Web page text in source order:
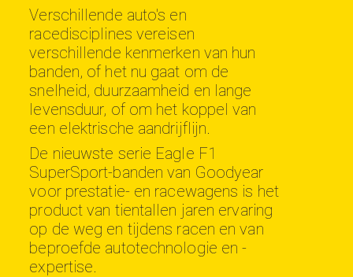
Verschillende auto's en
racedisciplines vereisen
verschillende kenmerken van hun
banden, of het nu gaat om de
snelheid, duurzaamheid en lange
levensduur, of om het koppel van
een elektrische aandrijflijn.
De nieuwste serie Eagle F1
SuperSport-banden van Goodyear
voor prestatie- en racewagens is het
product van tientallen jaren ervaring
op de weg en tijdens racen en van
beproefde autotechnologie en -
expertise.